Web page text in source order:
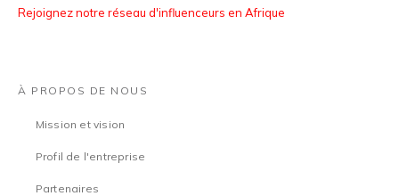
Rejoignez notre réseau d'influenceurs en Afrique
À PROPOS DE NOUS
Mission et vision
Profil de l'entreprise
Partenaires